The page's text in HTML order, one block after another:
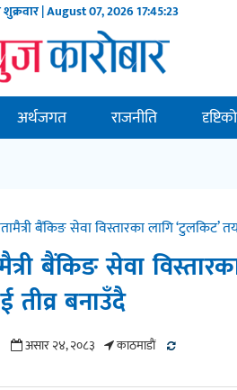
| August 07, 202617:45:24
अर्थजगत राजनीति
बैंकिङ सेवा विस्तारका लागि ‘टुलकिट’
बैंकिङ सेवा
तीव्र बनाउँदै
असार २४, २०८३ काठमाडाैं